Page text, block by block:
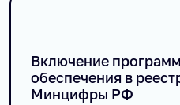
Включение
обеспечения в
Минцифры РФ